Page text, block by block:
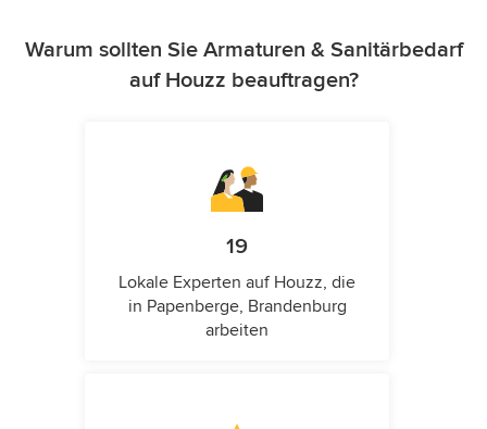
Warum sollten Sie Armaturen & Sanitärbedarf
auf Houzz beauftragen?
19
Lokale Experten auf Houzz, die
in Papenberge, Brandenburg
arbeiten